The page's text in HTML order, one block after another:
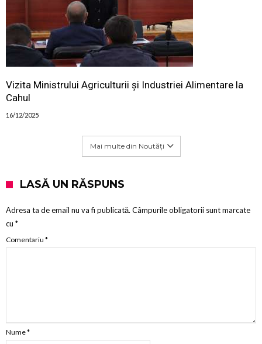
Vizita Ministrului Agriculturii și Industriei Alimentare la
Cahul
16/12/2025
Mai multe din Noutăți
LASĂ UN RĂSPUNS
Adresa ta de email nu va fi publicată. Câmpurile obligatorii sunt marcate
cu *
Comentariu *
Nume*